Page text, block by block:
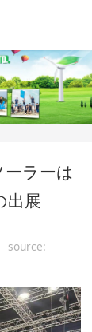
ラーは
出展
source: